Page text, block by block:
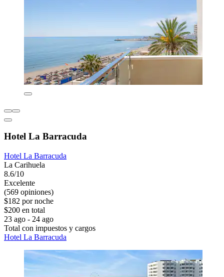
Hotel La Barracuda
Hotel La Barracuda
La Carihuela
8.6/10
Excelente
(569 opiniones)
$182 por noche
$200 en total
23 ago - 24 ago
Total con impuestos y cargos
Hotel La Barracuda